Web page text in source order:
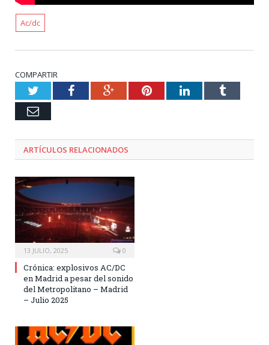
Ac/dc
COMPARTIR
TwitterFacebookGoogle+PinterestLinkedInTumblr
Email
ARTÍCULOS RELACIONADOS
13 JULIO, 2025 0
Crónica: explosivos AC/DC
en Madrid a pesar del sonido
del Metropolitano – Madrid
– Julio 2025